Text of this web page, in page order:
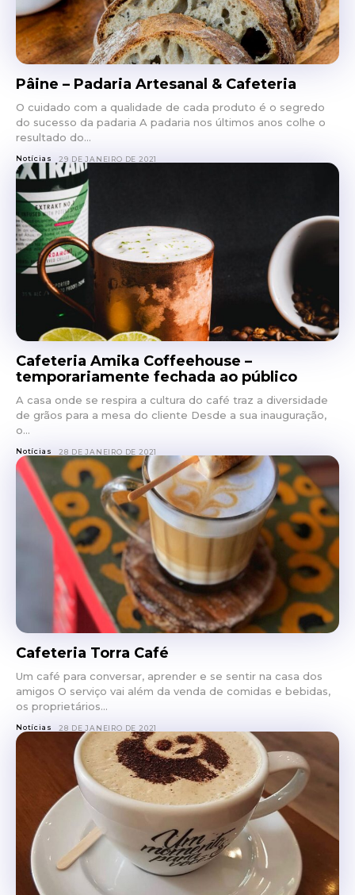
Pâine – Padaria Artesanal & Cafeteria
O cuidado com a qualidade de cada produto é o segredo
do sucesso da padaria A padaria nos últimos anos colhe o
resultado do...
Notícias 29 DE JANEIRO DE 2021
Cafeteria Amika Coffeehouse –
temporariamente fechada ao público
A casa onde se respira a cultura do café traz a diversidade
de grãos para a mesa do cliente Desde a sua inauguração,
o...
Notícias 28 DE JANEIRO DE 2021
Cafeteria Torra Café
Um café para conversar, aprender e se sentir na casa dos
amigos O serviço vai além da venda de comidas e bebidas,
os proprietários...
Notícias 28 DE JANEIRO DE 2021